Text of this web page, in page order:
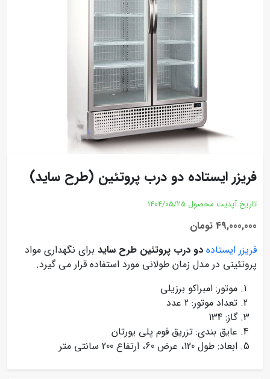
فریزر ایستاده دو درب پروتئین (طرح ساید)
تاریخ آپدیت محصول 1404/05/25
49,000,000 تومان
فریزر ایستاده دو درب پروتئین طرح ساید برای نگهداری مواد
پروتئینی در مدل زمان طولانی مورد استفاده قرار می گیرد.
موتور: امبراکو برزیلی
تعداد موتور: 2 عدد
گاز: 134
عایق بندی: تزریق فوم پلی یورتان
ابعاد: طول 120، عرض 60، ارتفاع 200 سانتی متر